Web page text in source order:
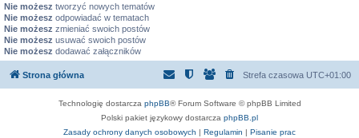
Nie możesz tworzyć nowych tematów
Nie możesz odpowiadać w tematach
Nie możesz zmieniać swoich postów
Nie możesz usuwać swoich postów
Nie możesz dodawać załączników
Strona główna Strefa czasowa UTC+01:00
Technologię dostarcza phpBB® Forum Software © phpBB Limited
Polski pakiet językowy dostarcza phpBB.pl
Zasady ochrony danych osobowych | Regulamin | Pisanie prac